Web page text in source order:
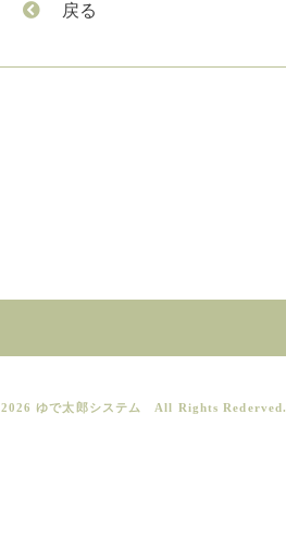
戻る
2026 ゆで太郎システム All Rights Rederved.